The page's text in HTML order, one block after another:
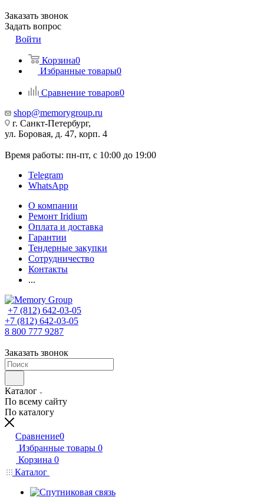
Заказать звонок
Задать вопрос
Войти
Корзина0
Избранные товары0
Сравнение товаров0
shop@memorygroup.ru
г. Санкт-Петербург,
ул. Боровая, д. 47, корп. 4
Время работы: пн-пт, с 10:00 до 19:00
Telegram
WhatsApp
О компании
Ремонт Iridium
Оплата и доставка
Гарантии
Тендерные закупки
Сотрудничество
Контакты
...
+7 (812) 642-03-05
+7 (812) 642-03-05
8 800 777 9287
Заказать звонок
Каталог
По всему сайту
По каталогу
Сравнение0
Избранные товары 0
Корзина 0
Каталог